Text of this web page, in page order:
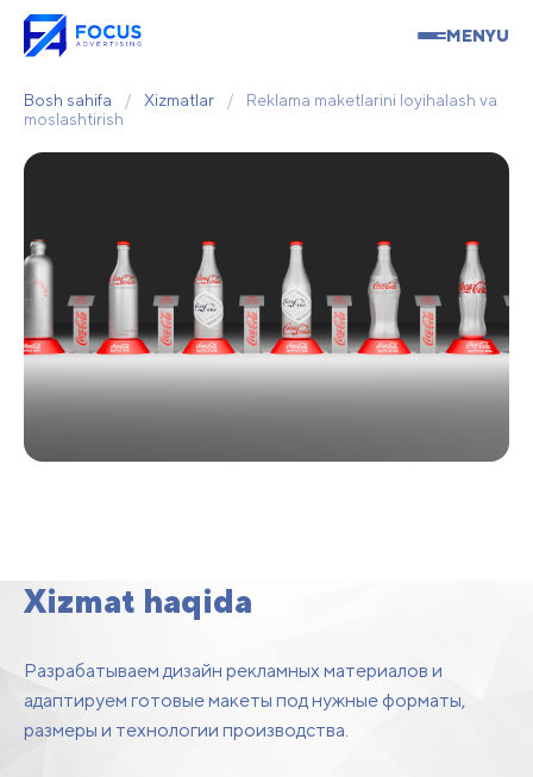
MENYU
Bosh sahifa / Xizmatlar /
Reklama maketlarini loyihalash va
moslashtirish
Xizmat haqida
Разрабатываем дизайн рекламных материалов и
адаптируем готовые макеты под нужные форматы,
размеры и технологии производства.